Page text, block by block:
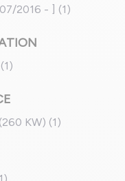
2016 - ] (1)
(1)
KW) (1)